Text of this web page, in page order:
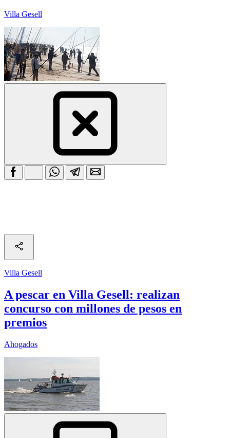
Villa Gesell
Villa Gesell
A pescar en Villa Gesell: realizan
concurso con millones de pesos en
premios
Ahogados